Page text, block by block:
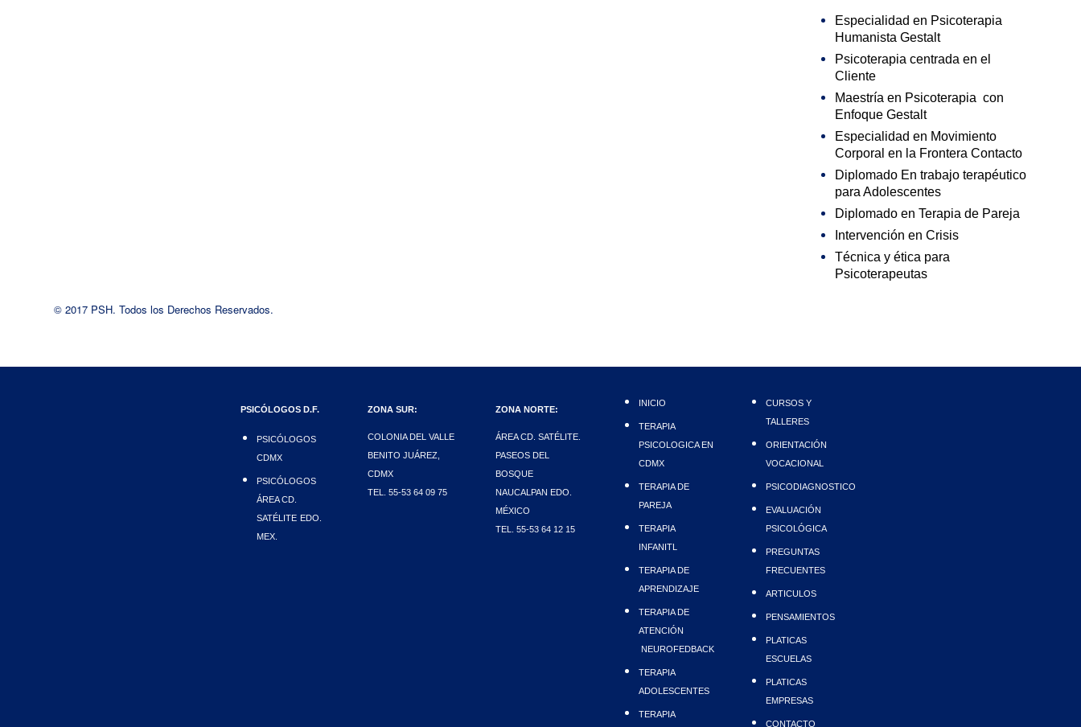
Especialidad en Psicoterapia
Humanista Gestalt
Psicoterapia centrada en el
Cliente
Maestría en Psicoterapia con
Enfoque Gestalt
Especialidad en Movimiento
Corporal en la Frontera Contacto
Diplomado En trabajo terapéutico
para Adolescentes
Diplomado en Terapia de Pareja
Intervención en Crisis
Técnica y ética para
Psicoterapeutas
© 2017 PSH. Todos los Derechos Reservados.
PSICÓLOGOS D.F.
PSICÓLOGOS
CDMX
PSICÓLOGOS
ÁREA CD.
SATÉLITE EDO.
MEX.
ZONA SUR:
COLONIA DEL VALLE
BENITO JUÁREZ,
CDMX
TEL. 55-53 64 09 75
ZONA NORTE:
ÁREA CD. SATÉLITE.
PASEOS DEL
BOSQUE
NAUCALPAN EDO.
MÉXICO
TEL. 55-53 64 12 15
INICIO
TERAPIA
PSICOLOGICA EN
CDMX
TERAPIA DE
PAREJA
TERAPIA
INFANITL
TERAPIA DE
APRENDIZAJE
TERAPIA DE
ATENCIÓN
NEUROFEDBACK
TERAPIA
ADOLESCENTES
TERAPIA
CURSOS Y
TALLERES
ORIENTACIÓN
VOCACIONAL
PSICODIAGNOSTICO
EVALUACIÓN
PSICOLÓGICA
PREGUNTAS
FRECUENTES
ARTICULOS
PENSAMIENTOS
PLATICAS
ESCUELAS
PLATICAS
EMPRESAS
CONTACTO